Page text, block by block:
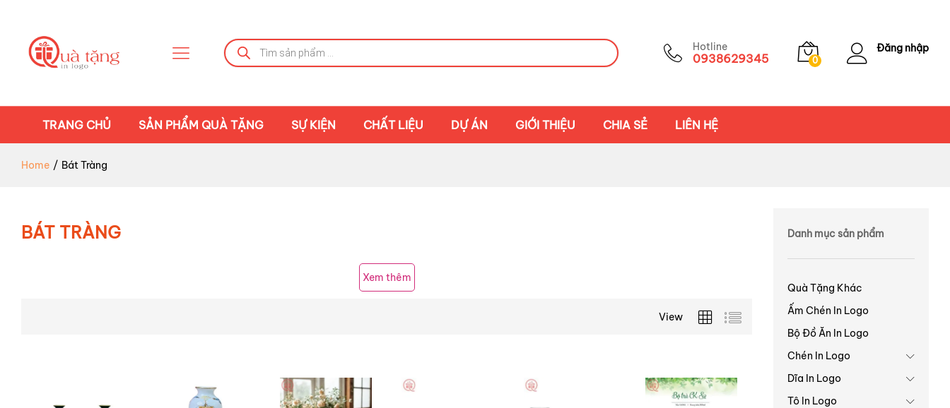
Tìm
kiếm
sản
Hotline
0938629345 0
Đăng nhập
TRANG CHỦ SẢN PHẨM QUÀ TẶNG SỰ KIỆN CHẤT LIỆU DỰ ÁN GIỚI THIỆU CHIA SẺ LIÊN HỆ
Home / Bát Tràng
BÁT TRÀNG
Xem thêm
View
Danh mục sản phẩm
Quà Tặng Khác
Ấm Chén In Logo
Bộ Đồ Ăn In Logo
Chén In Logo
Dĩa In Logo
Tô In Logo